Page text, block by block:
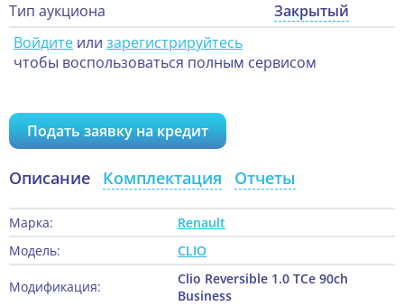
Тип аукциона
Закрытый
Войдите или зарегистрируйтесь
чтобы воспользоваться полным сервисом
Подать заявку на кредит
Описание Комплектация Отчеты
Марка:
Renault
Модель:
CLIO
Модификация:
Clio Reversible 1.0 TCe 90ch
Business